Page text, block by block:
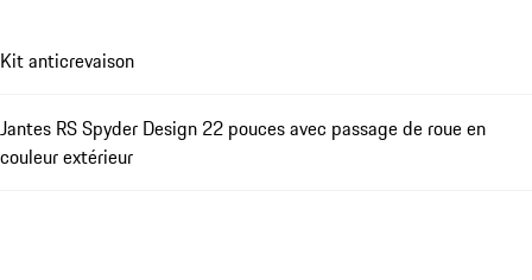
Kit anticrevaison
Jantes RS Spyder Design 22 pouces avec passage de roue en
couleur extérieur